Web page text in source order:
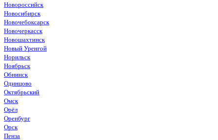
Новороссийск
Новосибирск
Новочебоксарск
Новочеркасск
Новошахтинск
Новый Уренгой
Норильск
Ноябрьск
Обнинск
Одинцово
Октябрьский
Омск
Орёл
Оренбург
Орск
Пенза